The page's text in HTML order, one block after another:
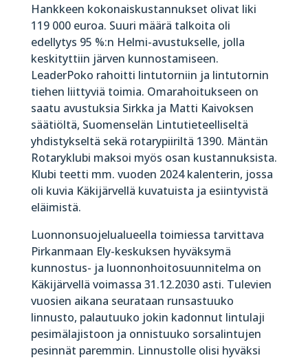
Hankkeen kokonaiskustannukset olivat liki
119 000 euroa. Suuri määrä talkoita oli
edellytys 95 %:n Helmi-avustukselle, jolla
keskityttiin järven kunnostamiseen.
LeaderPoko rahoitti lintutorniin ja lintutornin
tiehen liittyviä toimia. Omarahoitukseen on
saatu avustuksia Sirkka ja Matti Kaivoksen
säätiöltä, Suomenselän Lintutieteelliseltä
yhdistykseltä sekä rotarypiiriltä 1390. Mäntän
Rotaryklubi maksoi myös osan kustannuksista.
Klubi teetti mm. vuoden 2024 kalenterin, jossa
oli kuvia Käkijärvellä kuvatuista ja esiintyvistä
eläimistä.
Luonnonsuojelualueella toimiessa tarvittava
Pirkanmaan Ely-keskuksen hyväksymä
kunnostus- ja luonnonhoitosuunnitelma on
Käkijärvellä voimassa 31.12.2030 asti. Tulevien
vuosien aikana seurataan runsastuuko
linnusto, palautuuko jokin kadonnut lintulaji
pesimälajistoon ja onnistuuko sorsalintujen
pesinnät paremmin. Linnustolle olisi hyväksi